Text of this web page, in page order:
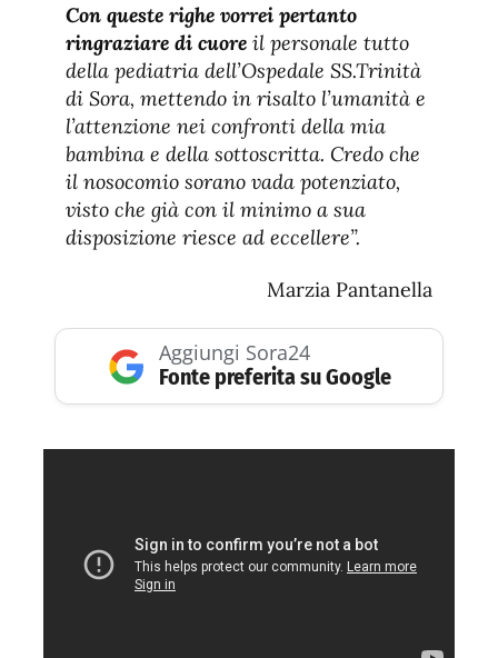
Con queste righe vorrei pertanto
ringraziare di cuore il personale tutto
della pediatria dell’Ospedale SS.Trinità
di Sora, mettendo in risalto l’umanità e
l’attenzione nei confronti della mia
bambina e della sottoscritta. Credo che
il nosocomio sorano vada potenziato,
visto che già con il minimo a sua
disposizione riesce ad eccellere”.
Marzia Pantanella
Aggiungi Sora24
Fonte preferita su Google